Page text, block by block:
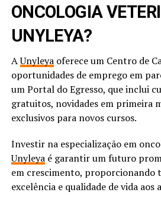
ONCOLOGIA
UNYLEYA?
AUnyleyaoferece um Centro de
oportunidades de emprego em
um Portal do Egresso, que inclui
gratuitos, novidades em primeira
exclusivos para novos cursos.
Investir na especialização em
Unyleyaé garantir um futuro
em crescimento, proporcionando
excelência e qualidade de vida aos